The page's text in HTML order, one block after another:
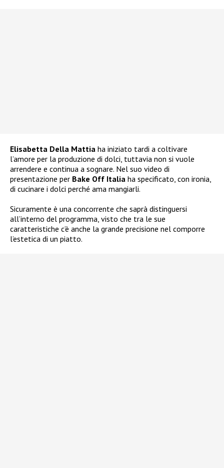
Elisabetta Della Mattia ha iniziato tardi a coltivare
l’amore per la produzione di dolci, tuttavia non si vuole
arrendere e continua a sognare. Nel suo video di
presentazione per Bake Off Italia ha specificato, con ironia,
di cucinare i dolci perché ama mangiarli.
Sicuramente è una concorrente che saprà distinguersi
all’interno del programma, visto che tra le sue
caratteristiche c’è anche la grande precisione nel comporre
l’estetica di un piatto.